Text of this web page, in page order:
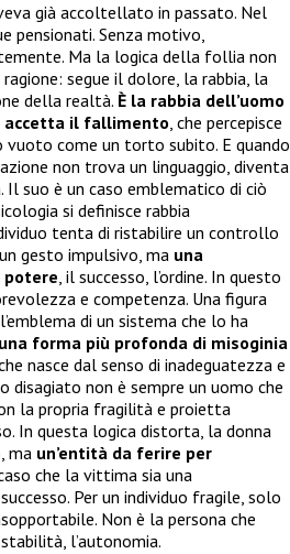
già accoltellato in passato. Nel
pensionati. Senza motivo,
Ma la logica della follia non
segue il dolore, la rabbia, la
della realtà. È la rabbia dell’uomo
accetta il fallimento, che percepisce
vuoto come un torto subito. E quando
non trova un linguaggio, diventa
Il suo è un caso emblematico di ciò
si definisce rabbia
tenta di ristabilire un controllo
gesto impulsivo, ma una
potere, il successo, l’ordine. In questo
e competenza. Una figura
di un sistema che lo ha
una forma più profonda di misoginia
nasce dal senso di inadeguatezza e
non è sempre un uomo che
la propria fragilità e proietta
In questa logica distorta, la donna
ma un’entità da ferire per
che la vittima sia una
Per un individuo fragile, solo
Non è la persona che
l’autonomia.